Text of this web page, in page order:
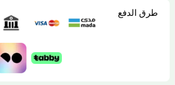
طرق الدفع